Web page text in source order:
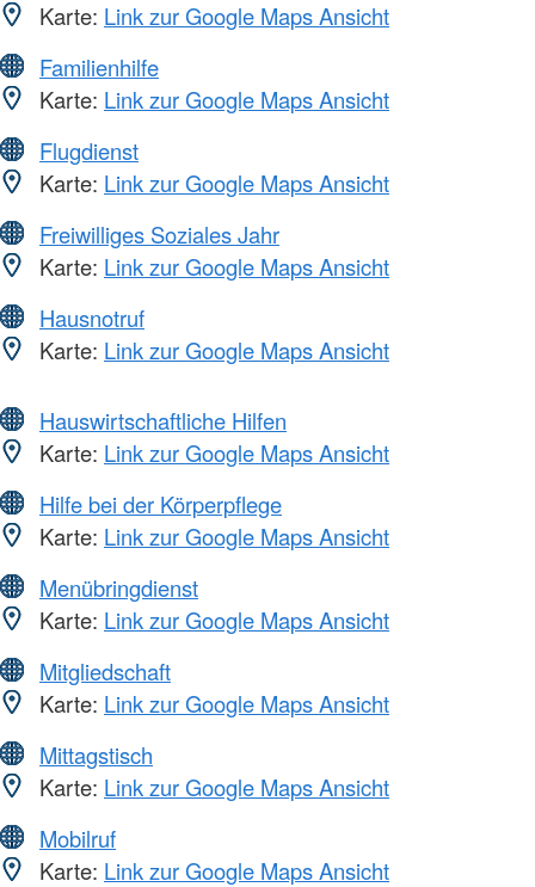
Karte: Link zur Google Maps Ansicht
Familienhilfe
Karte: Link zur Google Maps Ansicht
Flugdienst
Karte: Link zur Google Maps Ansicht
Freiwilliges Soziales Jahr
Karte: Link zur Google Maps Ansicht
Hausnotruf
Karte: Link zur Google Maps Ansicht
Hauswirtschaftliche Hilfen
Karte: Link zur Google Maps Ansicht
Hilfe bei der Körperpflege
Karte: Link zur Google Maps Ansicht
Menübringdienst
Karte: Link zur Google Maps Ansicht
Mitgliedschaft
Karte: Link zur Google Maps Ansicht
Mittagstisch
Karte: Link zur Google Maps Ansicht
Mobilruf
Karte: Link zur Google Maps Ansicht